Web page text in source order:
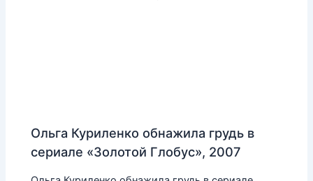
Ольга Куриленко обнажила грудь в
сериале «Золотой Глобус», 2007